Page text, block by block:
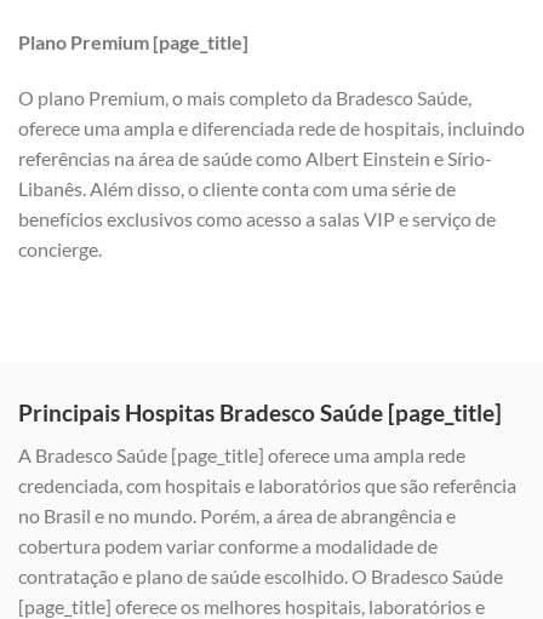
Plano Premium [page_title]
O plano Premium, o mais completo da Bradesco Saúde,
oferece uma ampla e diferenciada rede de hospitais, incluindo
referências na área de saúde como Albert Einstein e Sírio-
Libanês. Além disso, o cliente conta com uma série de
benefícios exclusivos como acesso a salas VIP e serviço de
concierge.
Principais Hospitas Bradesco Saúde [page_title]
A Bradesco Saúde [page_title] oferece uma ampla rede
credenciada, com hospitais e laboratórios que são referência
no Brasil e no mundo. Porém, a área de abrangência e
cobertura podem variar conforme a modalidade de
contratação e plano de saúde escolhido. O Bradesco Saúde
[page_title] oferece os melhores hospitais, laboratórios e